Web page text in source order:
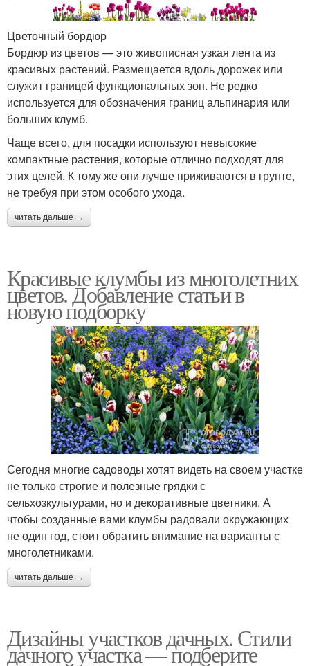
Цветочный бордюр
Бордюр из цветов — это живописная узкая лента из
красивых растений. Размещается вдоль дорожек или
служит границей функциональных зон. Не редко
используется для обозначения границ альпинария или
больших клумб.
Чаще всего, для посадки используют невысокие
компактные растения, которые отлично подходят для
этих целей. К тому же они лучше приживаются в грунте,
не требуя при этом особого ухода.
читать дальше →
Красивые клумбы из многолетних
цветов. Добавление статьи в
новую подборку
Сегодня многие садоводы хотят видеть на своем участке
не только строгие и полезные грядки с
сельхозкультурами, но и декоративные цветники. А
чтобы созданные вами клумбы радовали окружающих
не один год, стоит обратить внимание на варианты с
многолетниками.
читать дальше →
Дизайны участков дачных. Стили
дачного участка — подберите